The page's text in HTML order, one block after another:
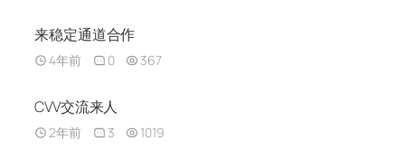
来稳定通道合作
4年前 0 367
CVV交流来人
2年前 3 1019